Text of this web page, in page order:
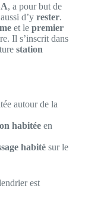
, a pour but de
d’y rester.
et le premier
Il s’inscrit dans
station
autour de la
habitée en
habité sur le
est